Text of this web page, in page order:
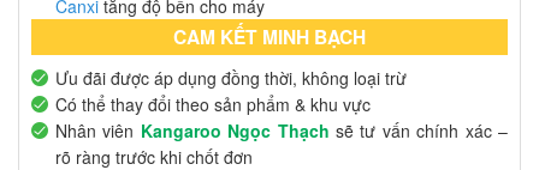
Canxi tăng độ bền cho máy
CAM KẾT MINH BẠCH
Ưu đãi được áp dụng đồng thời, không loại trừ
Có thể thay đổi theo sản phẩm & khu vực
Nhân viên Kangaroo Ngọc Thạch sẽ tư vấn chính xác –
rõ ràng trước khi chốt đơn